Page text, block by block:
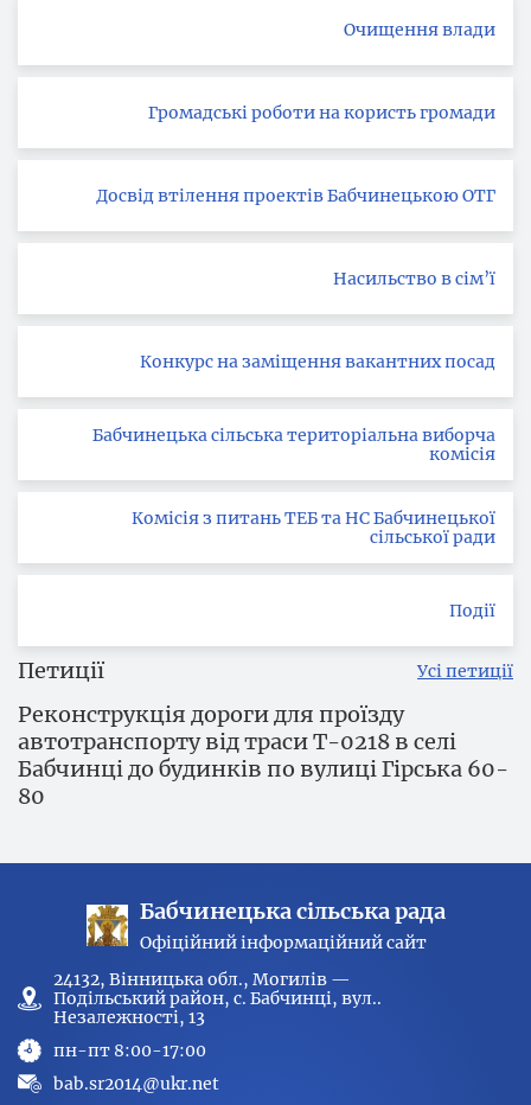
Очищення влади
Громадські роботи на користь громади
Досвід втілення проектів Бабчинецькою ОТГ
Насильство в сім’ї
Конкурс на заміщення вакантних посад
Бабчинецька сільська територіальна виборча
комісія
Комісія з питань ТЕБ та НС Бабчинецької
сільської ради
Події
Петиції Усі петиції
Реконструкція дороги для проїзду
автотранспорту від траси Т-0218 в селі
Бабчинці до будинків по вулиці Гірська 60-
80
Бабчинецька сільська рада
Офіційний інформаційний сайт
24132, Вінницька обл., Могилів —
Подільський район, с. Бабчинці, вул..
Незалежності, 13
пн-пт 8:00-17:00
bab.sr2014@ukr.net